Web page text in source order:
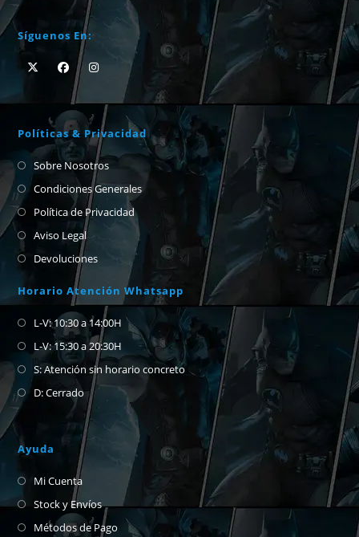
Síguenos En:
Políticas & Privacidad
Sobre Nosotros
Condiciones Generales
Política de Privacidad
Aviso Legal
Devoluciones
Horario Atención Whatsapp
L-V: 10:30 a 14:00H
L-V: 15:30 a 20:30H
S: Atención sin horario concreto
D: Cerrado
Ayuda
Mi Cuenta
Stock y Envíos
Métodos de Pago